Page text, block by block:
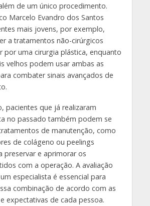
de um único procedimento.
Marcelo Evandro dos Santos
mais jovens, por exemplo,
a tratamentos não-cirúrgicos
por uma cirurgia plástica, enquanto
velhos podem usar ambas as
combater sinais avançados de
pacientes que já realizaram
no passado também podem se
de manutenção, como
de colágeno ou peelings
preservar e aprimorar os
com a operação. A avaliação
especialista é essencial para
combinação de acordo com as
expectativas de cada pessoa.